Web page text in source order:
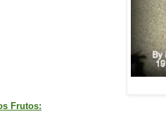
Frutos: